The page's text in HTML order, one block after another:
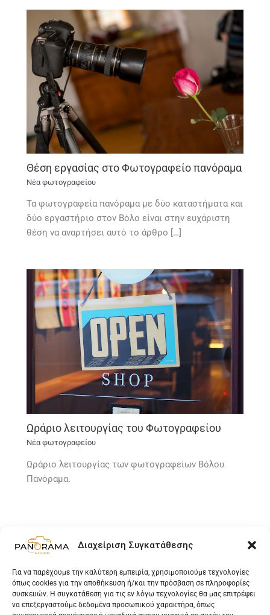
Διαχείριση Συγκατάθεσης
Για να παρέχουμε την καλύτερη εμπειρία, χρησιμοποιούμε τεχνολογίες
όπως cookies για την αποθήκευση ή/και την πρόσβαση σε πληροφορίες
συσκευών. Η συγκατάθεση για τις εν λόγω τεχνολογίες θα μας επιτρέψει
να επεξεργαστούμε δεδομένα προσωπικού χαρακτήρα, όπως
Θέση εργασίας στο Φωτογραφείο πανόραμα
Νέα φωτογραφείου
Τα φωτογραφεία πανόραμα με δύο καταστήματα και
δύο εργαστήριο στον Βόλο είναι στην ευχάριστη
θέση να αναρτήσει αυτό το άρθρο […]
Ωράριο λειτουργίας του Φωτογραφείου
Νέα φωτογραφείου
Ωράριο λειτουργίας των φωτογραφείων Βόλου
Πανόραμα.
Ελληνικά